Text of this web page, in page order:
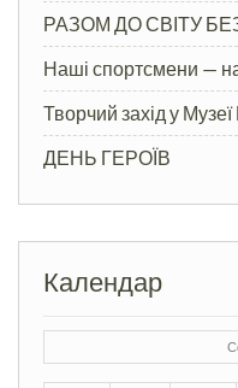
РАЗОМ ДО СВІТУ
Наші спортсмени —
Творчий захід у
ДЕНЬ ГЕРОЇВ
Календар